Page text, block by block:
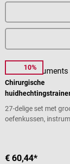
10%
AUAS Instruments
Chirurgische
27-delige set met
oefenkussen,
€ 60,44*